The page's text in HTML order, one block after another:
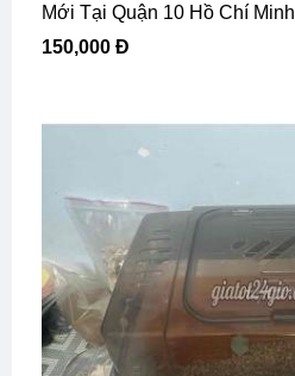
Mới Tại Quận 10 Hồ Chí Minh
150,000 Đ